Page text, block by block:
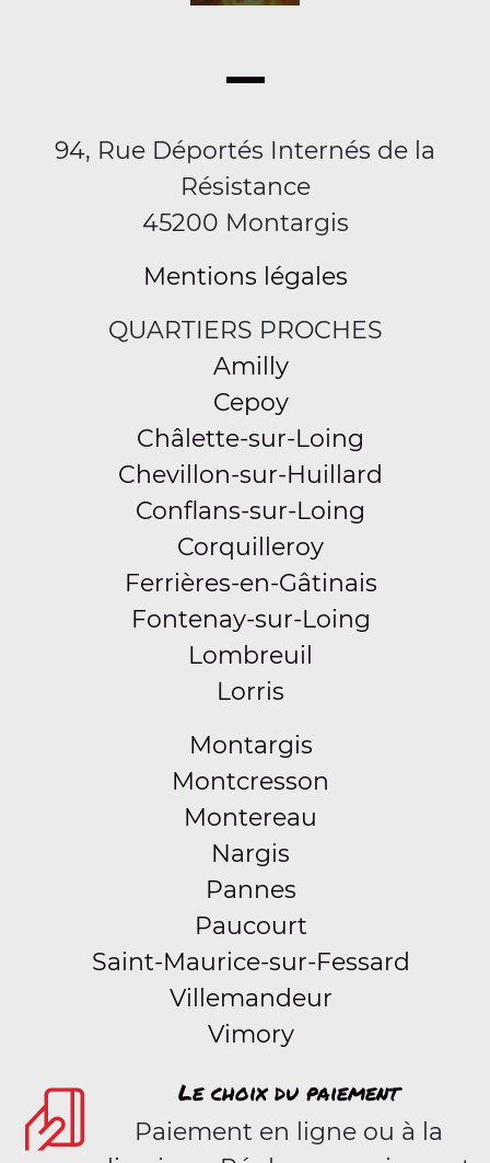
94, Rue Déportés Internés de la
Résistance
45200 Montargis
Mentions légales
QUARTIERS PROCHES
Amilly
Cepoy
Châlette-sur-Loing
Chevillon-sur-Huillard
Conflans-sur-Loing
Corquilleroy
Ferrières-en-Gâtinais
Fontenay-sur-Loing
Lombreuil
Lorris
Montargis
Montcresson
Montereau
Nargis
Pannes
Paucourt
Saint-Maurice-sur-Fessard
Villemandeur
Vimory
Le choix du paiement
Paiement en ligne ou à la